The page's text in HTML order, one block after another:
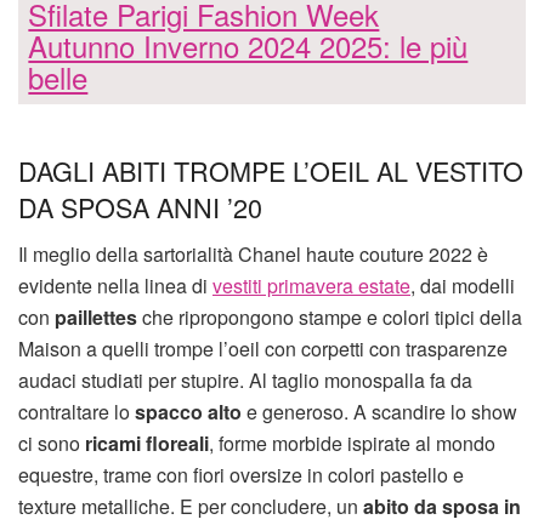
Sfilate Parigi Fashion Week
Autunno Inverno 2024 2025: le più
belle
DAGLI ABITI TROMPE L’OEIL AL VESTITO
DA SPOSA ANNI ’20
Il meglio della sartorialità Chanel haute couture 2022 è
evidente nella linea di vestiti primavera estate, dai modelli
con paillettesche ripropongono stampe e colori tipici della
Maison a quelli trompe l’oeil con corpetti con trasparenze
audaci studiati per stupire. Al taglio monospalla fa da
contraltare lospacco alto e generoso. A scandire lo show
ci sono ricami floreali, forme morbide ispirate al mondo
equestre, trame con fiori oversize in colori pastello e
texture metalliche. E per concludere, un abito da sposa in